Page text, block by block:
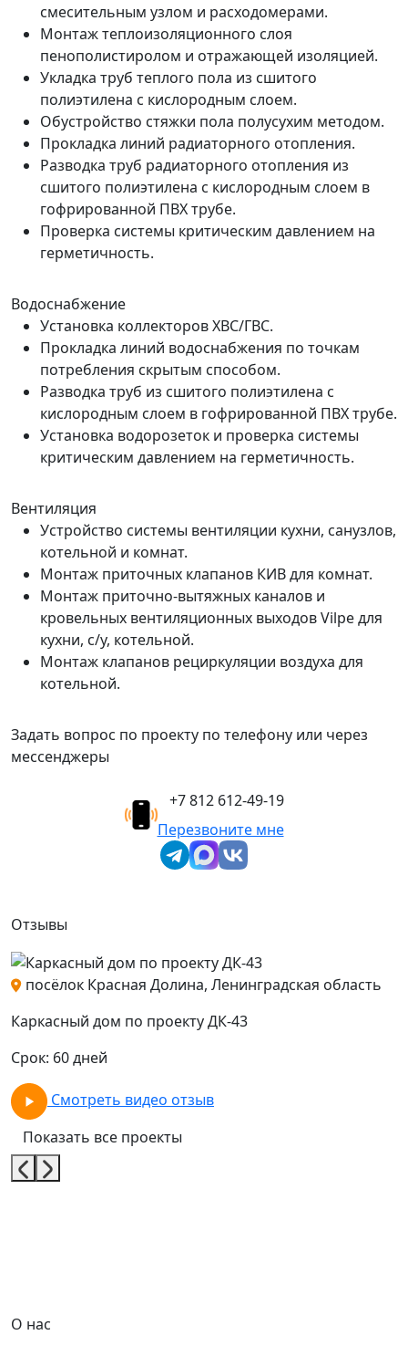
смесительным узлом и расходомерами.
Монтаж теплоизоляционного слоя
пенополистиролом и отражающей изоляцией.
Укладка труб теплого пола из сшитого
полиэтилена с кислородным слоем.
Обустройство стяжки пола полусухим методом.
Прокладка линий радиаторного отопления.
Разводка труб радиаторного отопления из
сшитого полиэтилена с кислородным слоем в
гофрированной ПВХ трубе.
Проверка системы критическим давлением на
герметичность.
Водоснабжение
Установка коллекторов ХВС/ГВС.
Прокладка линий водоснабжения по точкам
потребления скрытым способом.
Разводка труб из сшитого полиэтилена с
кислородным слоем в гофрированной ПВХ трубе.
Установка водорозеток и проверка системы
критическим давлением на герметичность.
Вентиляция
Устройство системы вентиляции кухни, санузлов,
котельной и комнат.
Монтаж приточных клапанов КИВ для комнат.
Монтаж приточно-вытяжных каналов и
кровельных вентиляционных выходов Vilpe для
кухни, с/у, котельной.
Монтаж клапанов рециркуляции воздуха для
котельной.
Задать вопрос по проекту по телефону или через
мессенджеры
+7 812 612-49-19
Перезвоните мне
Отзывы
посёлок Красная Долина, Ленинградская область
Каркасный дом по проекту ДК-43
Срок: 60 дней
Смотреть видео отзыв
Показать все проекты
О нас